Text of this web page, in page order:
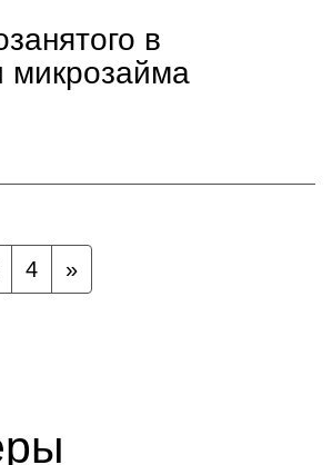
в
микрозайма
4 »